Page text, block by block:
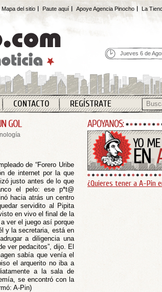
Mapa del sitio Paute aquí Apoye Agencia Pinocho La
Jueves 6 de
CONTACTO REGÍSTRATE
GOL
de “Forero Uribe
de internet por la que
justo antes de lo que
el pelo: ese p*t@
hacia atrás un centro
servidito al Pipita
en vivo el final de la
ver el juego así porque
y la secretaria, está en
a diligencia una
ver pedacitos”, dijo. El
sabía que venía el
el arquerito no iba a
a la sala de
se encontró con la
A-Pin)
¿Quieres tener a A-Pin